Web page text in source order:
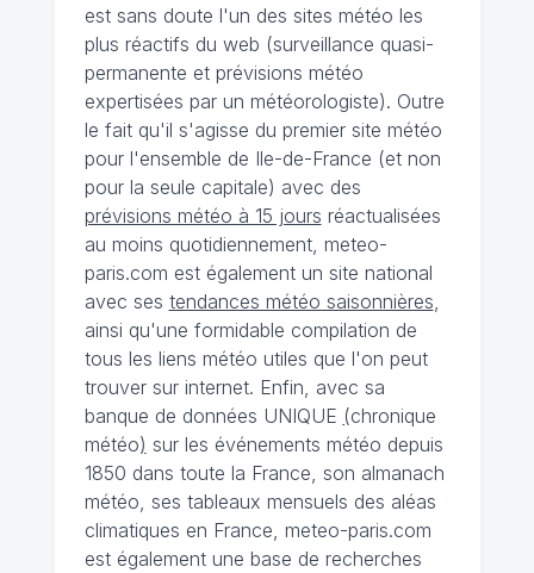
est sans doute l'un des sites météo les
plus réactifs du web (surveillance quasi-
permanente et prévisions météo
expertisées par un météorologiste). Outre
le fait qu'il s'agisse du premier site météo
pour l'ensemble de Ile-de-France (et non
pour la seule capitale) avec des
prévisions météo à 15 jours réactualisées
au moins quotidiennement, meteo-
paris.com est également un site national
avec ses tendances météo saisonnières
ainsi qu'une formidable compilation de
tous les liens météo utiles que l'on peut
trouver sur internet. Enfin, avec sa
banque de données UNIQUE (chronique
météo) sur les événements météo depuis
1850 dans toute la France, son almanach
météo, ses tableaux mensuels des aléas
climatiques en France, meteo-paris.com
est également une base de recherches